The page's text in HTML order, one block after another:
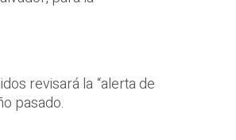
revisará la “alerta de
pasado.